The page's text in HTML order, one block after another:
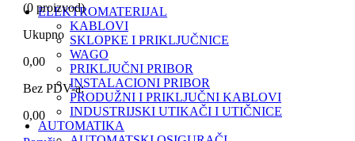
(0 proizvod)
Ukupno
0,00
Bez PDV-a:
0,00
ELEKTROMATERIJAL
KABLOVI
SKLOPKE I PRIKLJUČNICE
WAGO
PRIKLJUČNI PRIBOR
INSTALACIONI PRIBOR
PRODUŽNI I PRIKLJUČNI KABLOVI
INDUSTRIJSKI UTIKAČI I UTIČNICE
AUTOMATIKA